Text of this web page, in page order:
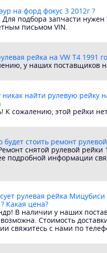
на форд фокус 3 2012г ?
подбора запчасти
письмом VIN.
рейка на VW T4 1991
у наших поставщиков
найти рулевую рейку
К сожалению, этой рейки
будет стоить ремонт
снятой рулевой
подробной информации
рулевая рейка Мицубиси
Какая цена?
В наличии у наших
возможна. Стоимость
свяжитесь с нами по